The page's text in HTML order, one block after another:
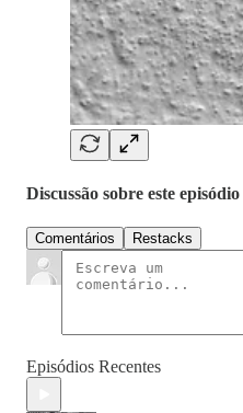
Discussão sobre este episódio
Comentários Restacks
Episódios Recentes